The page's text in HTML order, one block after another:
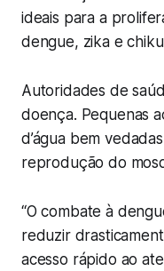
ideais para a
dengue, zika e
Autoridades de
doença. Pequenas
d’água bem
reprodução do
“O combate à
reduzir
acesso rápido ao